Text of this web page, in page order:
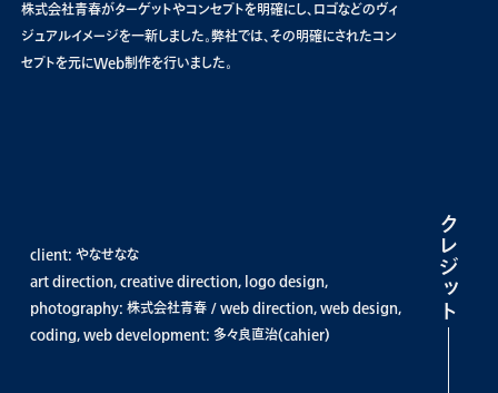
株式会社青春がターゲットやコンセプトを明確にし、ロゴなどのヴィ
ジュアルイメージを一新しました。弊社では、その明確にされたコン
セプトを元にWeb制作を行いました。
クレジット
client: やなせなな
art direction, creative direction, logo design,
photography: 株式会社青春 / web direction, web design,
coding, web development: 多々良直治(cahier)